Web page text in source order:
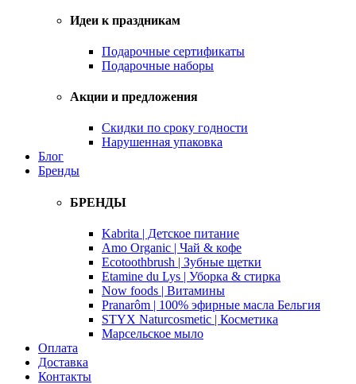
Идеи к праздникам
Подарочные сертификаты
Подарочные наборы
Акции и предложения
Скидки по сроку годности
Нарушенная упаковка
Блог
Бренды
БРЕНДЫ
Kabrita | Детское питание
Amo Organic | Чай & кофе
Ecotoothbrush | Зубные щетки
Etamine du Lys | Уборка & стирка
Now foods | Витамины
Pranarôm | 100% эфирные масла Бельгия
STYX Naturcosmetic | Косметика
Марсельское мыло
Оплата
Доставка
Контакты